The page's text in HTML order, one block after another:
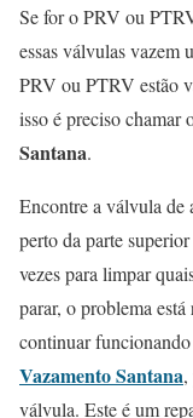
Se for o PRV ou
essas válvulas vazem
PRV ou PTRV estão
isso é preciso chamar
Santana.
Encontre a válvula de
perto da parte
vezes para limpar
parar, o problema
continuar
Vazamento Santana,
válvula. Este é um